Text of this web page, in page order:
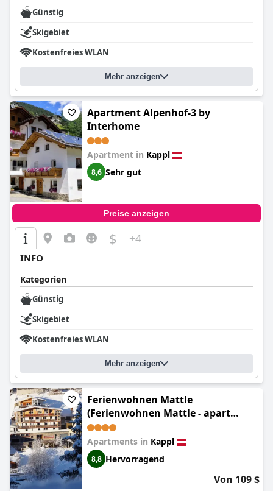
Günstig
Skigebiet
Kostenfreies WLAN
Mehr anzeigen
Apartment Alpenhof-3 by
Interhome
Apartment in Kappl
8,6 Sehr gut
Preise anzeigen
$ +4
INFO
Kategorien
Günstig
Skigebiet
Kostenfreies WLAN
Mehr anzeigen
Ferienwohnen Mattle
(Ferienwohnen Mattle - apart
mattle at)
Apartments in Kappl
8,8 Hervorragend
Von 109 $